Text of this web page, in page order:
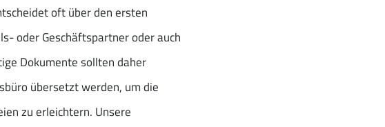
oft über den ersten
oder Geschäftspartner oder auch
Dokumente sollten daher
übersetzt werden, um die
zu erleichtern. Unsere